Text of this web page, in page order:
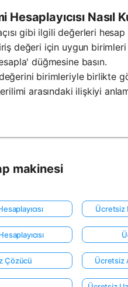
Nasıl
gibi ilgili değerleri
değeri için uygun birimleri
düğmesine basın.
birimleriyle birlikte
arasındaki ilişkiyi
makinesi
Ücretsiz
Çözücü Ücretsiz